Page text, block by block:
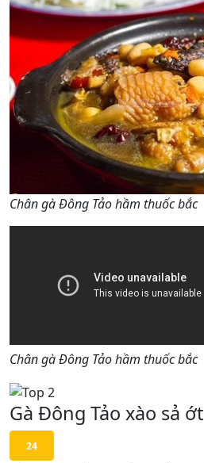
Chân gà Đông Tảo hầm thuốc bắc
Chân gà Đông Tảo hầm thuốc bắc
Gà Đông Tảo xào sả ớt
24